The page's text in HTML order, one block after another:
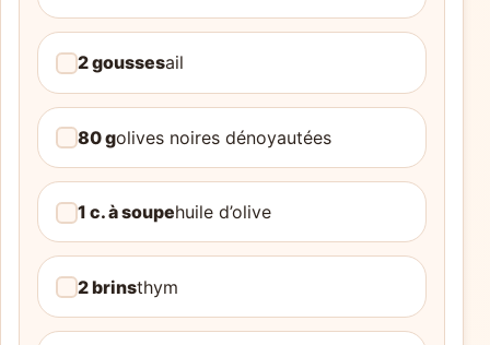
2 goussesail
80 golives noires dénoyautées
1 c. à soupehuile d’olive
2 brinsthym